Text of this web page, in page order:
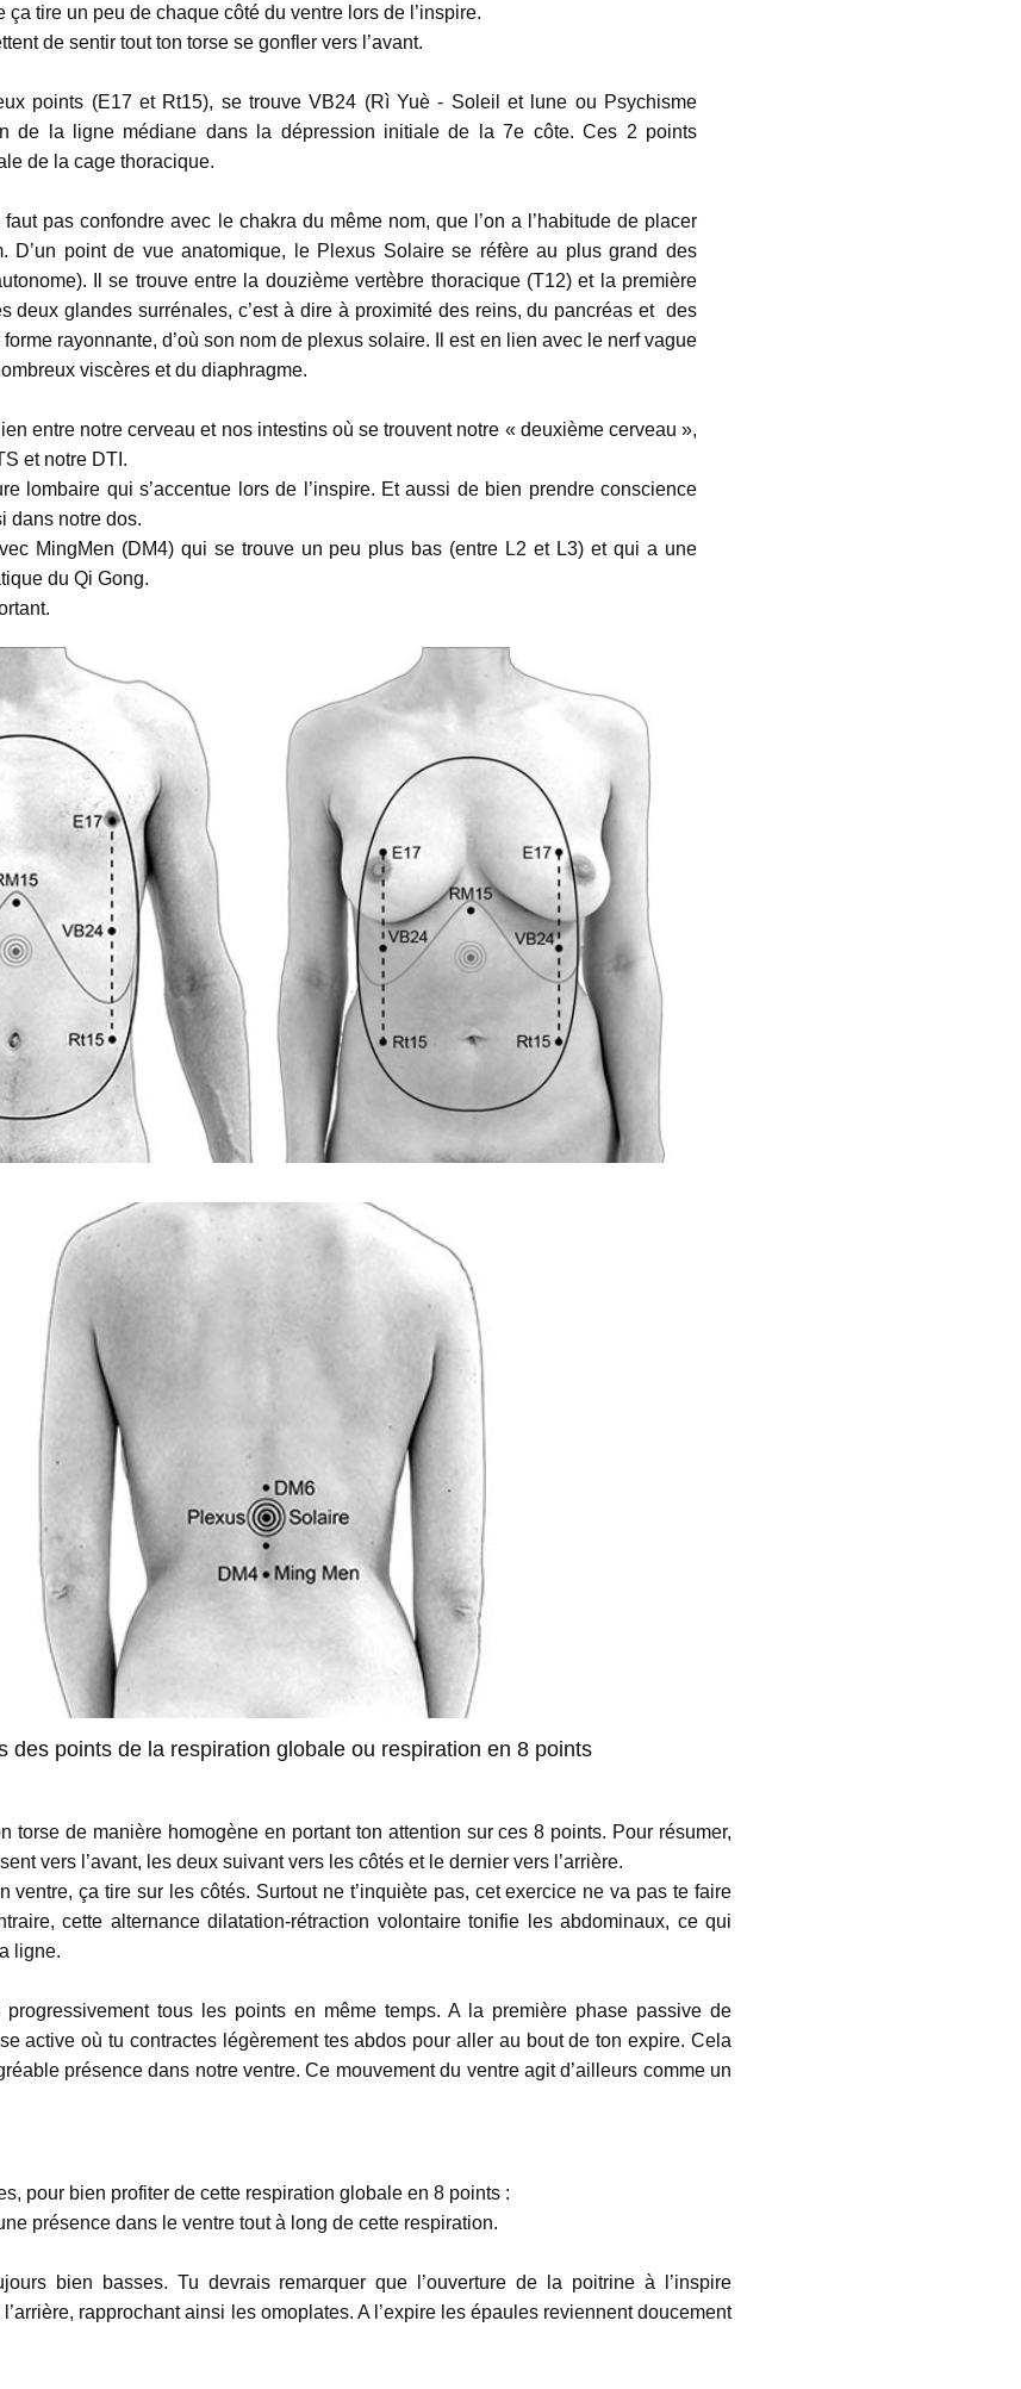
ça tire un peu de chaque côté du ventre lors de l’inspire.
de sentir tout ton torse se gonfler vers l’avant.
points (E17 et Rt15), se trouve VB24 (Rì Yuè - Soleil et lune ou Psychisme
de la ligne médiane dans la dépression initiale de la 7e côte. Ces 2 points
de la cage thoracique.
faut pas confondre avec le chakra du même nom, que l’on a l’habitude de placer
D’un point de vue anatomique, le Plexus Solaire se réfère au plus grand des
Il se trouve entre la douzième vertèbre thoracique (T12) et la première
deux glandes surrénales, c’est à dire à proximité des reins, du pancréas et des
rayonnante, d’où son nom de plexus solaire. Il est en lien avec le nerf vague
viscères et du diaphragme.
entre notre cerveau et nos intestins où se trouvent notre « deuxième cerveau »,
et notre DTI.
lombaire qui s’accentue lors de l’inspire. Et aussi de bien prendre conscience
dans notre dos.
MingMen (DM4) qui se trouve un peu plus bas (entre L2 et L3) et qui a une
du Qi Gong.
des points de la respiration globale ou respiration en 8 points
torse de manière homogène en portant ton attention sur ces 8 points. Pour résumer,
vers l’avant, les deux suivant vers les côtés et le dernier vers l’arrière.
ventre, ça tire sur les côtés. Surtout ne t’inquiète pas, cet exercice ne va pas te faire
cette alternance dilatation-rétraction volontaire tonifie les abdominaux, ce qui
ligne.
progressivement tous les points en même temps. A la première phase passive de
active où tu contractes légèrement tes abdos pour aller au bout de ton expire. Cela
présence dans notre ventre. Ce mouvement du ventre agit d’ailleurs comme un
pour bien profiter de cette respiration globale en 8 points :
présence dans le ventre tout à long de cette respiration.
bien basses. Tu devrais remarquer que l’ouverture de la poitrine à l’inspire
rapprochant ainsi les omoplates. A l’expire les épaules reviennent doucement